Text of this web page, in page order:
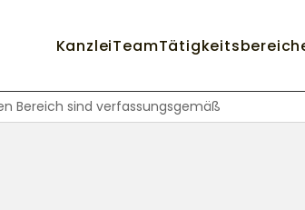
KanzleiTeam
Bereich sind verfassungsgemäß